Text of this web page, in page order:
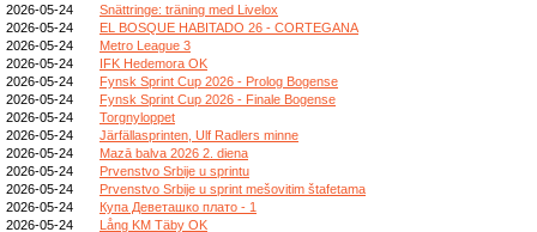
2026-05-24
Snättringe: träning med Livelox
2026-05-24
EL BOSQUE HABITADO 26 - CORTEGANA
2026-05-24
Metro League 3
2026-05-24
IFK Hedemora OK
2026-05-24
Fynsk Sprint Cup 2026 - Prolog Bogense
2026-05-24
Fynsk Sprint Cup 2026 - Finale Bogense
2026-05-24
Torgnyloppet
2026-05-24
Järfällasprinten, Ulf Radlers minne
2026-05-24
Mazā balva 2026 2. diena
2026-05-24
Prvenstvo Srbije u sprintu
2026-05-24
Prvenstvo Srbije u sprint mešovitim štafetama
2026-05-24
Купа Деветашко плато - 1
2026-05-24
Lång KM Täby OK